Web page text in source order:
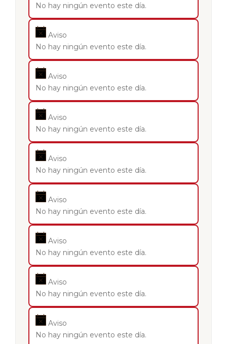
No hay ningún evento este día.
Aviso
No hay ningún evento este día.
Aviso
No hay ningún evento este día.
Aviso
No hay ningún evento este día.
Aviso
No hay ningún evento este día.
Aviso
No hay ningún evento este día.
Aviso
No hay ningún evento este día.
Aviso
No hay ningún evento este día.
Aviso
No hay ningún evento este día.